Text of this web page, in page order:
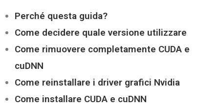
Perché questa guida?
Come decidere quale versione utilizzare
Come rimuovere completamente CUDA e
cuDNN
Come reinstallare i driver grafici Nvidia
Come installare CUDA e cuDNN